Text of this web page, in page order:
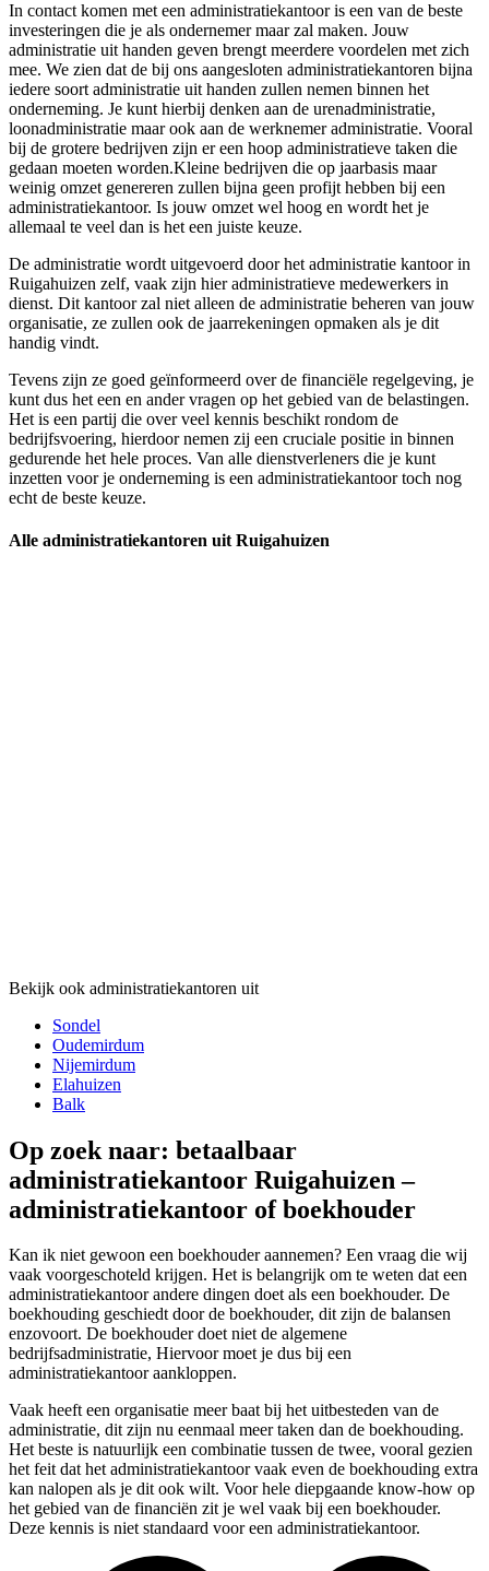
In contact komen met een administratiekantoor is een van de beste
investeringen die je als ondernemer maar zal maken. Jouw
administratie uit handen geven brengt meerdere voordelen met zich
mee. We zien dat de bij ons aangesloten administratiekantoren bijna
iedere soort administratie uit handen zullen nemen binnen het
onderneming. Je kunt hierbij denken aan de urenadministratie,
loonadministratie maar ook aan de werknemer administratie. Vooral
bij de grotere bedrijven zijn er een hoop administratieve taken die
gedaan moeten worden.Kleine bedrijven die op jaarbasis maar
weinig omzet genereren zullen bijna geen profijt hebben bij een
administratiekantoor. Is jouw omzet wel hoog en wordt het je
allemaal te veel dan is het een juiste keuze.
De administratie wordt uitgevoerd door het administratie kantoor in
Ruigahuizen zelf, vaak zijn hier administratieve medewerkers in
dienst. Dit kantoor zal niet alleen de administratie beheren van jouw
organisatie, ze zullen ook de jaarrekeningen opmaken als je dit
handig vindt.
Tevens zijn ze goed geïnformeerd over de financiële regelgeving, je
kunt dus het een en ander vragen op het gebied van de belastingen.
Het is een partij die over veel kennis beschikt rondom de
bedrijfsvoering, hierdoor nemen zij een cruciale positie in binnen
gedurende het hele proces. Van alle dienstverleners die je kunt
inzetten voor je onderneming is een administratiekantoor toch nog
echt de beste keuze.
Alle administratiekantoren uit Ruigahuizen
Bekijk ook administratiekantoren uit
Sondel
Oudemirdum
Nijemirdum
Elahuizen
Balk
Op zoek naar: betaalbaar
administratiekantoor Ruigahuizen –
administratiekantoor of boekhouder
Kan ik niet gewoon een boekhouder aannemen? Een vraag die wij
vaak voorgeschoteld krijgen. Het is belangrijk om te weten dat een
administratiekantoor andere dingen doet als een boekhouder. De
boekhouding geschiedt door de boekhouder, dit zijn de balansen
enzovoort. De boekhouder doet niet de algemene
bedrijfsadministratie, Hiervoor moet je dus bij een
administratiekantoor aankloppen.
Vaak heeft een organisatie meer baat bij het uitbesteden van de
administratie, dit zijn nu eenmaal meer taken dan de boekhouding.
Het beste is natuurlijk een combinatie tussen de twee, vooral gezien
het feit dat het administratiekantoor vaak even de boekhouding extra
kan nalopen als je dit ook wilt. Voor hele diepgaande know-how op
het gebied van de financiën zit je wel vaak bij een boekhouder.
Deze kennis is niet standaard voor een administratiekantoor.